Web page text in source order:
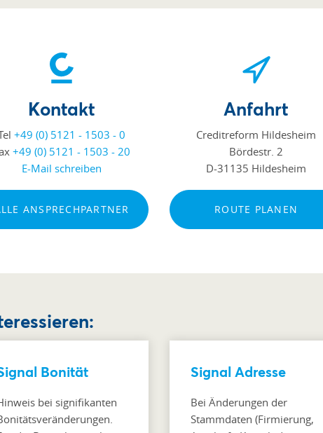
Kontakt
+49 (0) 5121 - 1503 - 0
+49 (0) 5121 - 1503 - 20
E-Mail schreiben
ANSPRECHPARTNER
Anfahrt
Creditreform Hildesheim
Bördestr. 2
D-31135 Hildesheim
ROUTE PLANEN
Bonität
bei signifikanten
Signal Adresse
Bei Änderungen der
Stammdaten (Firmierung,